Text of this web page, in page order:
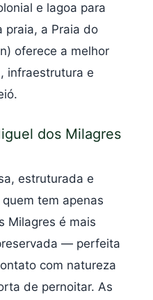
e lagoa para
praia, a Praia do
oferece a melhor
infraestrutura e
dos Milagres
estruturada e
tem apenas
Milagres é mais
— perfeita
com natureza
de pernoitar. As